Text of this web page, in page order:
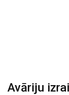
Avāriju